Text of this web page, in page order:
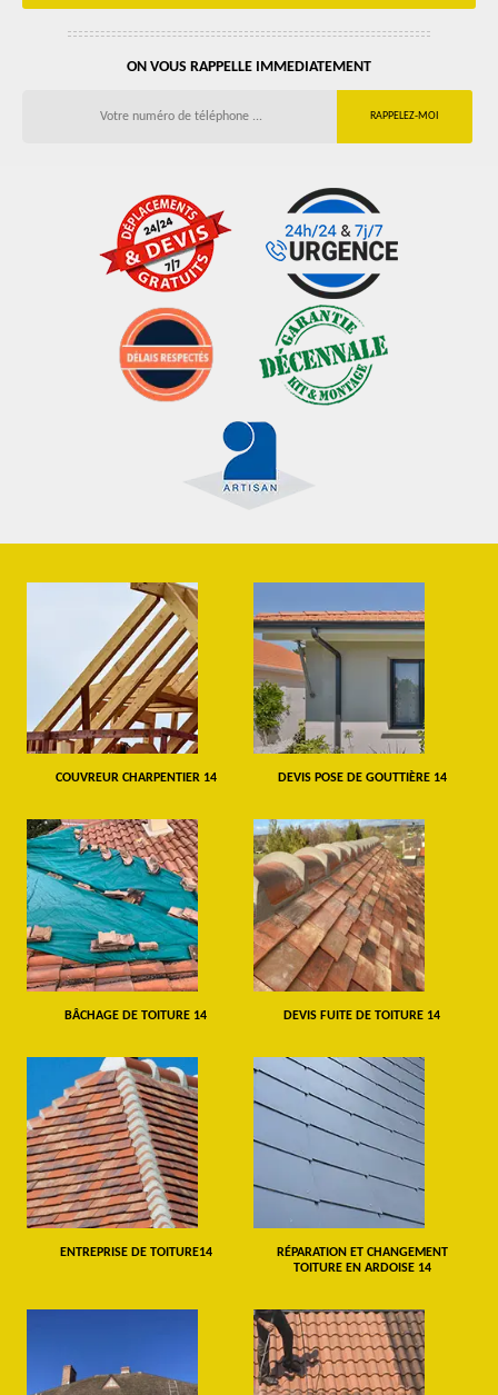
ON VOUS RAPPELLE IMMEDIATEMENT
COUVREUR CHARPENTIER 14 DEVIS POSE DE GOUTTIÈRE 14
BÂCHAGE DE TOITURE 14 DEVIS FUITE DE TOITURE 14
ENTREPRISE DE TOITURE14
RÉPARATION ET CHANGEMENT
TOITURE EN ARDOISE 14